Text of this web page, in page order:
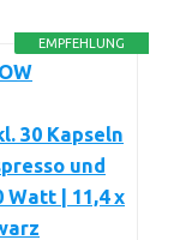
EMPFEHLUNG
30 Kapseln
und
Watt | 11,4 x